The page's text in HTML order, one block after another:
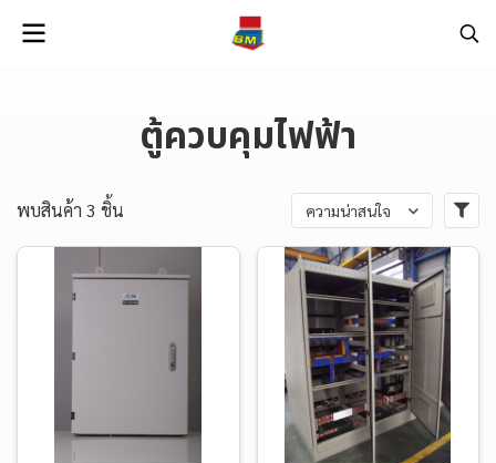
ตู้ควบคุมไฟฟ้า
พบสินค้า 3 ชิ้น ความน่าสนใจ